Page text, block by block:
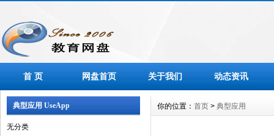
首 页 网盘首页 关于我们 动态资讯
典型应用 UseApp
无分类
你的位置： 首页 > 典型应用